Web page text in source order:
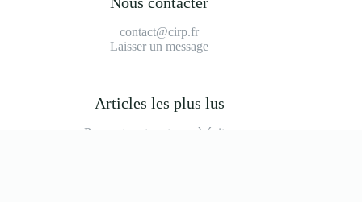
contact@cirp.fr
Laisser un message
Articles les plus lus
Peugeot partner tepee à éviter